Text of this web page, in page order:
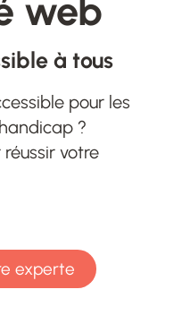
web
pour les
?
votre
experte